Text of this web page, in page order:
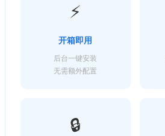
⚡
开箱即用
后台一键安装
无需额外配置
🔒